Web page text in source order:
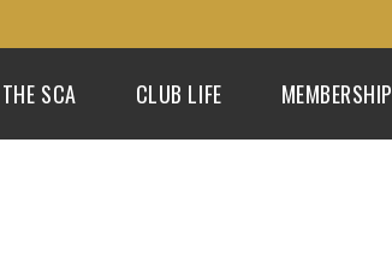
THE SCA CLUB LIFE MEMBERSHIP